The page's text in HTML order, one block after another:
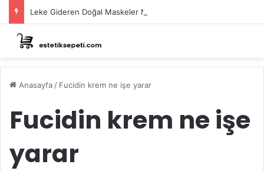
Leke Gideren Doğal Maskeler Nasıl Yapılır?
Anasayfa / Fucidin krem ne işe yarar
Fucidin krem ne işe
yarar